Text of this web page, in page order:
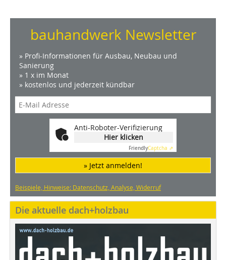
bauhandwerk Newsletter
» Profi-Informationen für Ausbau, Neubau und
Sanierung
» 1 x im Monat
» kostenlos und jederzeit kündbar
Anti-Roboter-Verifizierung
Hier klicken
FriendlyCaptcha ⇗
» Jetzt anmelden!
Beispiele, Hinweise: Datenschutz, Analyse, Widerruf
Die aktuelle dach+holzbau